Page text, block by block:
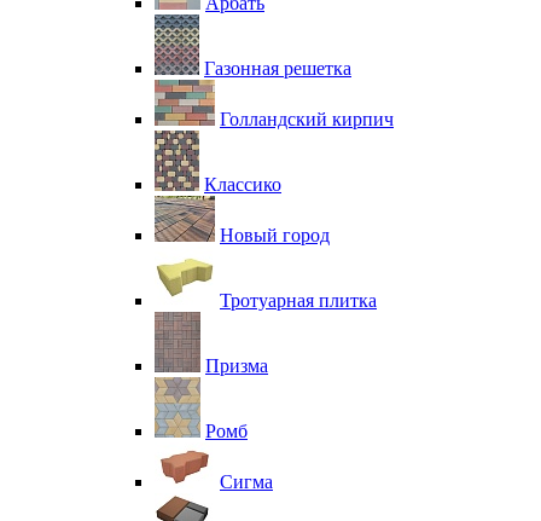
Газонная решетка
Голландский кирпич
Классико
Новый город
Тротуарная плитка
Призма
Ромб
Сигма